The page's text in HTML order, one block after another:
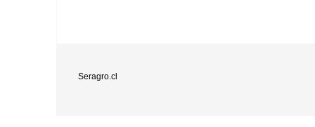
Seragro.cl